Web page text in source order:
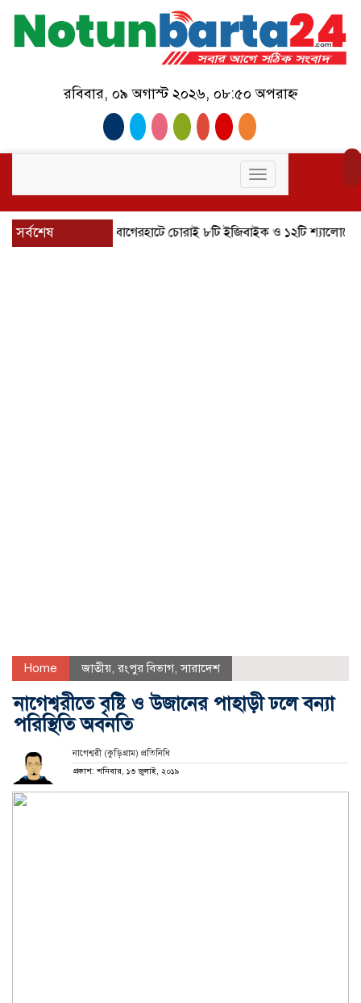
রবিবার, ০৯ অগাস্ট ২০২৬, ০৮:৫০ অপরাহ্ন
Toggle
navigation
সর্বশেষ বাগেরহাটে চোরাই ৮টি ইজিবাইক ও ১২টি শ্যালোমেশিন
Home জাতীয়, রংপুর বিভাগ,সারাদেশ
নাগেশ্বরীতে বৃষ্টি ও উজানের পাহাড়ী ঢলে বন্যা
পরিস্থিতি অবনতি
নাগেশ্বরী (কুড়িগ্রাম) প্রতিনিধি
প্রকাশ: শনিবার, ১৩ জুলাই, ২০১৯